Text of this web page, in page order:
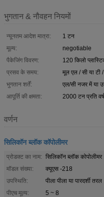
भुगतान & नौवहन नियमों
न्यूनतम आदेश मात्रा:
1 टन
मूल्य:
negotiable
पैकेजिंग विवरण:
120 किलो
प्रसव के समय:
मूल एल / सी या टी
भुगतान शर्तें:
एल/सी नजर में या
आपूर्ति की क्षमता:
2000 टन प्रति वर्ष
वर्णन
सिलिकॉन ब्लॉक कॉपोलीमर
प्रोडक्ट का नाम: सिलिकॉन ब्लॉक कोपोलीमर
मॉडल संख्या:
क्यूएस -218
उपस्थिति:
पीला पीला या पारदर्शी तरल
पीएच मूल्य:
5 ~ 8